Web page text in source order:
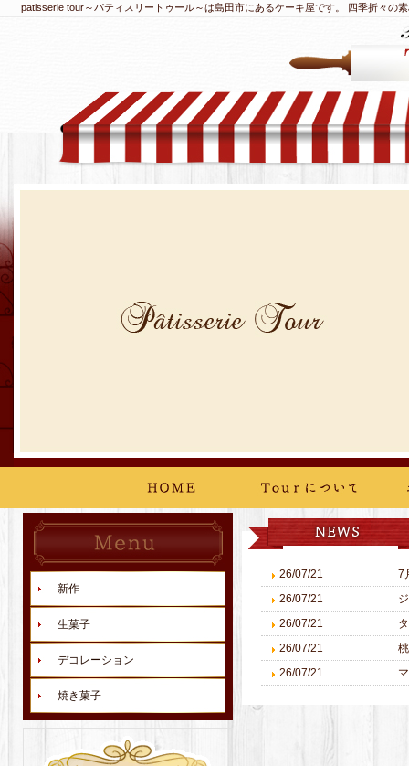
patisserie tour～パティスリートゥール～は島田市にあるケーキ屋です。 四季折々の
26/07/21
7
26/07/21
26/07/21
26/07/21
26/07/21
新作
生菓子
デコレーション
焼き菓子